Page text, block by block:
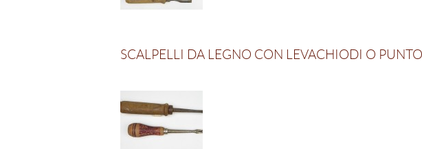
SCALPELLI DA LEGNO CON LEVACHIODI O